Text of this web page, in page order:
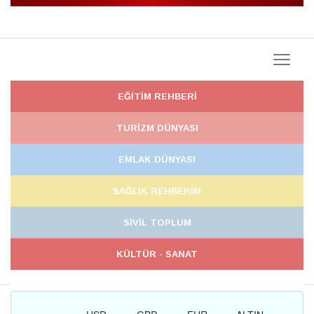
EĞİTİM REHBERİ
TURİZM DÜNYASI
EMLAK DÜNYASI
SAĞLIK REHBERİM
SİVİL TOPLUM
KÜLTÜR - SANAT